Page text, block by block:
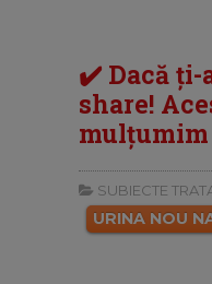
✔️ Dacă ți-
share!
SUBIECTE
URINA NOU